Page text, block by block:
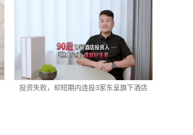
投资失败，却短期内连投3家东呈旗下酒店